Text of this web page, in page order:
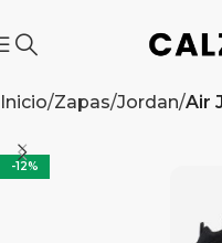
Inicio Zapas Jordan Air
-12%